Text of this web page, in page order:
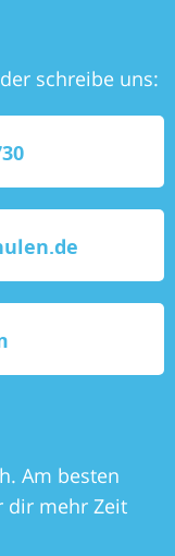
schreibe uns:
Am besten
dir mehr Zeit